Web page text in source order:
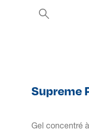
Supreme
Gel concentré